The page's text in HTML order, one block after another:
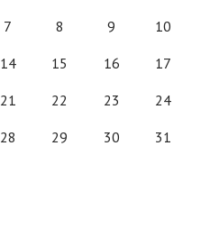
7 8 9 10
14 15 16 17
21 22 23 24
28 29 30 31